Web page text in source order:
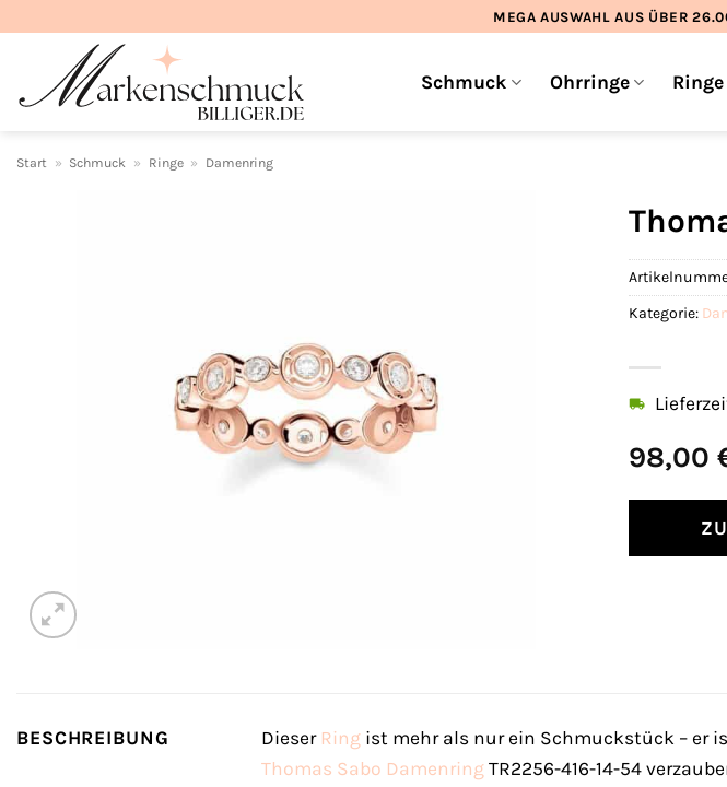
springen
MEGA AUSWAHL AUS ÜBER
Schmuck Ohrringe Ringe
Start » Schmuck » Ringe » Damenring
98,00
Kategorie:
BESCHREIBUNG Dieser Ring ist mehr als nur ein Schmuckstück – er
Thomas Sabo Damenring TR2256-416-14-54